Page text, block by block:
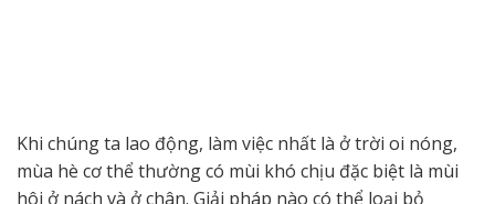
Khi chúng ta lao động, làm việc nhất là ở trời oi nóng,
mùa hè cơ thể thường có mùi khó chịu đặc biệt là mùi
hôi ở nách và ở chân. Giải pháp nào có thể loại bỏ